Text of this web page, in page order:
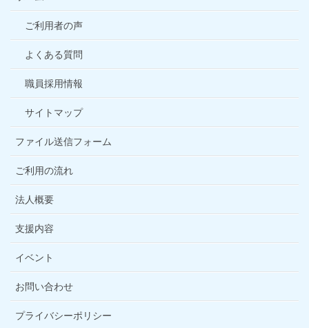
ご利用者の声
よくある質問
職員採用情報
サイトマップ
ファイル送信フォーム
ご利用の流れ
法人概要
支援内容
イベント
お問い合わせ
プライバシーポリシー